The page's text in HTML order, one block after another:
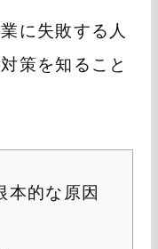
に失敗する人
策を知ること
本的な原因